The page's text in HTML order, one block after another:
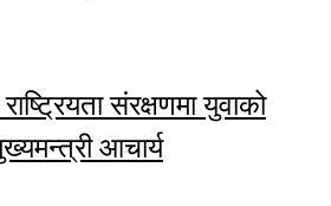
संरक्षणमा युवाको
आचार्य